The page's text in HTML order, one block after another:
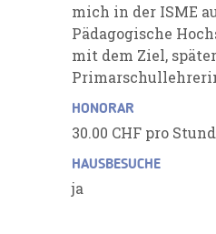
mich in der ISME
Pädagogische
mit dem Ziel, später
HONORAR
30.00 CHF pro
HAUSBESUCHE
ja